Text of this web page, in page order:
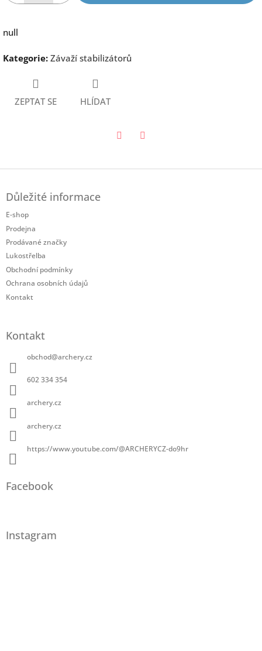
null
Kategorie: Závaží stabilizátorů
ZEPTAT SE HLÍDAT
Důležité informace
E-shop
Prodejna
Prodávané značky
Lukostřelba
Obchodní podmínky
Ochrana osobních údajů
Kontakt
Kontakt
obchod@archery.cz
602 334 354
archery.cz
archery.cz
https://www.youtube.com/@ARCHERYCZ-do9hr
Facebook
Instagram